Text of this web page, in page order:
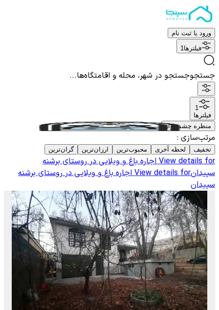
ورود یا ثبت نام
فیلترها1
جستجوجستجو در شهر، محله و اقامتگاه‌ها...
1
فیلترها
منظره چشم نواز
مرتب‌سازی :
تخفیف لحظه آخری محبوب‌ترین ارزان‌ترین گران‌ترین
View details for اجاره باغ و ویلایی در روستای برشنه
سپیدانView details for اجاره باغ و ویلایی در روستای برشنه
سپیدان